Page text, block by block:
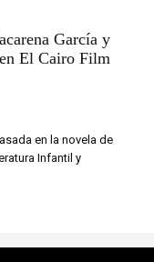
García y
El Cairo Film
en la novela de
Infantil y